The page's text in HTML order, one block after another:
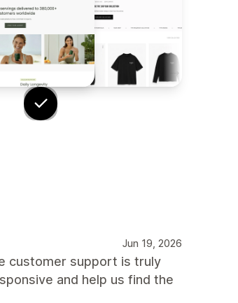
Jun 19, 2026
customer support is truly
and help us find the